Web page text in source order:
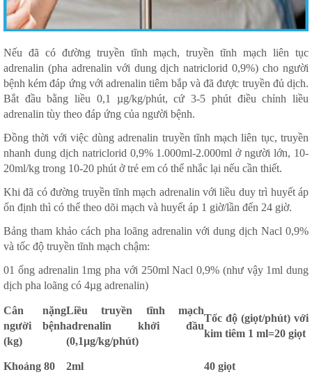
Nếu đã có đường truyền tĩnh mạch, truyền tĩnh mạch liên tục
adrenalin (pha adrenalin với dung dịch natriclorid 0,9%) cho người
bệnh kém đáp ứng với adrenalin tiêm bắp và đã được truyền đủ dịch.
Bắt đầu bằng liều 0,1 µg/kg/phút, cứ 3-5 phút điều chỉnh liều
adrenalin tùy theo đáp ứng của người bệnh.
Đồng thời với việc dùng adrenalin truyền tĩnh mạch liên tục, truyền
nhanh dung dịch natriclorid 0,9% 1.000ml-2.000ml ở người lớn, 10-
20ml/kg trong 10-20 phút ở trẻ em có thể nhắc lại nếu cần thiết.
Khi đã có đường truyền tĩnh mạch adrenalin với liều duy trì huyết áp
ổn định thì có thể theo dõi mạch và huyết áp 1 giờ/lần đến 24 giờ.
Bảng tham khảo cách pha loãng adrenalin với dung dịch Nacl 0,9%
và tốc độ truyền tĩnh mạch chậm:
01 ống adrenalin 1mg pha với 250ml Nacl 0,9% (như vậy 1ml dung
dịch pha loãng có 4µg adrenalin)
Cân nặng
người bệnh
(kg)
Liều truyền tĩnh mạch
adrenalin khởi đầu
(0,1µg/kg/phút)
Tốc độ (giọt/phút) với
kim tiêm 1 ml=20 giọt
Khoảng 80 2ml 40 giọt